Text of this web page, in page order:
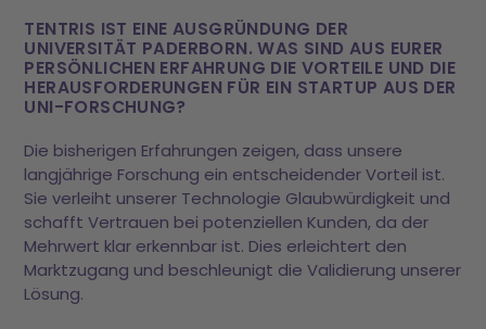
TENTRIS IST EINE AUSGRÜNDUNG DER
UNIVERSITÄT PADERBORN. WAS SIND AUS EURER
PERSÖNLICHEN ERFAHRUNG DIE VORTEILE UND DIE
HERAUSFORDERUNGEN FÜR EIN STARTUP AUS DER
UNI-FORSCHUNG?
Die bisherigen Erfahrungen zeigen, dass unsere
langjährige Forschung ein entscheidender Vorteil ist.
Sie verleiht unserer Technologie Glaubwürdigkeit und
schafft Vertrauen bei potenziellen Kunden, da der
Mehrwert klar erkennbar ist. Dies erleichtert den
Marktzugang und beschleunigt die Validierung unserer
Lösung.